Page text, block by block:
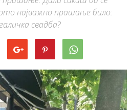
најважно прашање било:
свадба?